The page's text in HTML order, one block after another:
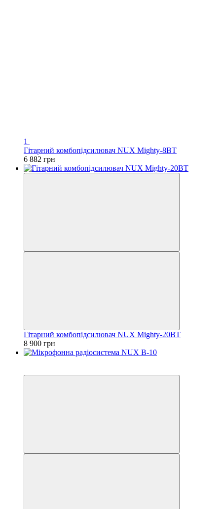
1
Гітарний комбопідсилювач NUX Mighty-8BT
6 882 грн
Гітарний комбопідсилювач NUX Mighty-20BT
8 900 грн